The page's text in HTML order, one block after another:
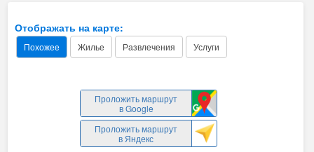
Отображать на карте:
Похожее Жилье Развлечения Услуги
Проложить маршрут
в Google
Проложить маршрут
в Яндекс